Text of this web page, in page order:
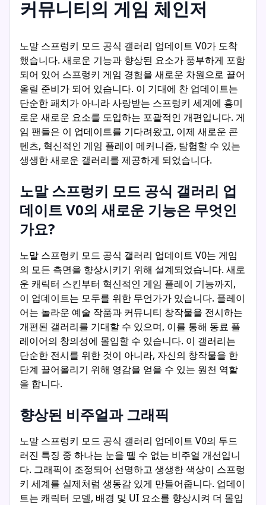
커뮤니티의 게임 체인저
노말 스프렁키 모드 공식 갤러리 업데이트 V0가 도착
했습니다. 새로운 기능과 향상된 요소가 풍부하게 포함
되어 있어 스프렁키 게임 경험을 새로운 차원으로 끌어
올릴 준비가 되어 있습니다. 이 기대에 찬 업데이트는
단순한 패치가 아니라 사랑받는 스프렁키 세계에 흥미
로운 새로운 요소를 도입하는 포괄적인 개편입니다. 게
임 팬들은 이 업데이트를 기다려왔고, 이제 새로운 콘
텐츠, 혁신적인 게임 플레이 메커니즘, 탐험할 수 있는
생생한 새로운 갤러리를 제공하게 되었습니다.
노말 스프렁키 모드 공식 갤러리 업
데이트 V0의 새로운 기능은 무엇인
가요?
노말 스프렁키 모드 공식 갤러리 업데이트 V0는 게임
의 모든 측면을 향상시키기 위해 설계되었습니다. 새로
운 캐릭터 스킨부터 혁신적인 게임 플레이 기능까지,
이 업데이트는 모두를 위한 무언가가 있습니다. 플레이
어는 놀라운 예술 작품과 커뮤니티 창작물을 전시하는
개편된 갤러리를 기대할 수 있으며, 이를 통해 동료 플
레이어의 창의성에 몰입할 수 있습니다. 이 갤러리는
단순한 전시를 위한 것이 아니라, 자신의 창작물을 한
단계 끌어올리기 위해 영감을 얻을 수 있는 원천 역할
을 합니다.
향상된 비주얼과 그래픽
노말 스프렁키 모드 공식 갤러리 업데이트 V0의 두드
러진 특징 중 하나는 눈을 뗄 수 없는 비주얼 개선입니
다. 그래픽이 조정되어 선명하고 생생한 색상이 스프렁
키 세계를 실제처럼 생동감 있게 만들어줍니다. 업데이
트는 캐릭터 모델, 배경 및 UI 요소를 향상시켜 더 몰입